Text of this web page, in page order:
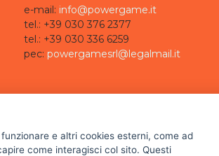
e-mail: info@powergame.it
tel.: +39 030 376 2377
tel.: +39 030 336 6259
pec: powergamesrl@legalmail.it
e altri cookies esterni, come ad
come interagisci col sito. Questi